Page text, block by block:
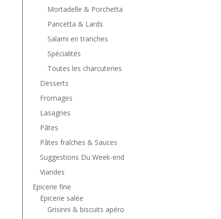
Mortadelle & Porchetta
Pancetta & Lards
Salami en tranches
Spécialités
Toutes les charcuteries
Desserts
Fromages
Lasagnes
Pâtes
Pâtes fraîches & Sauces
Suggestions Du Week-end
Viandes
Epicerie fine
Epicerie salée
Grisinni & biscuits apéro